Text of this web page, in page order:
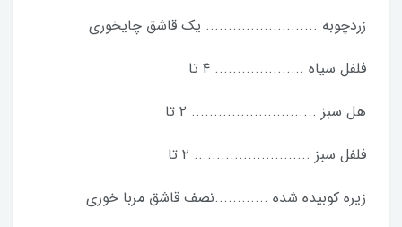
زردچوبه ......................... یک قاشق چایخوری
فلفل سیاه .................... ٤ تا
هل سبز ............................ ٢ تا
فلفل سبز .......................... ٢ تا
زیره کوبیده شده ............نصف قاشق مربا خوری